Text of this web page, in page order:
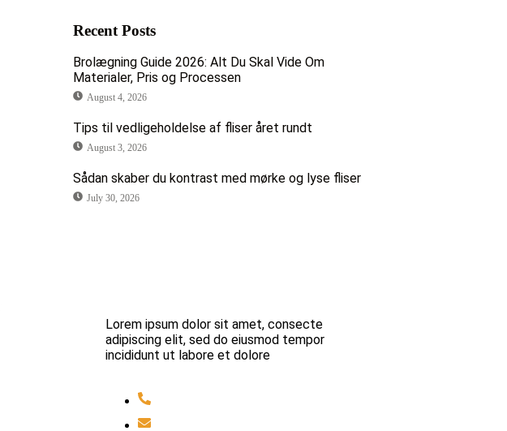
Recent Posts
Brolægning Guide 2026: Alt Du Skal Vide Om
Materialer, Pris og Processen
August 4, 2026
Tips til vedligeholdelse af fliser året rundt
August 3, 2026
Sådan skaber du kontrast med mørke og lyse fliser
July 30, 2026
Lorem ipsum dolor sit amet, consecte
adipiscing elit, sed do eiusmod tempor
incididunt ut labore et dolore